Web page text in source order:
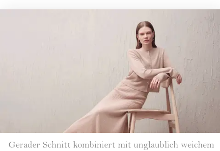
Gerader Schnitt kombiniert mit unglaublich weichem